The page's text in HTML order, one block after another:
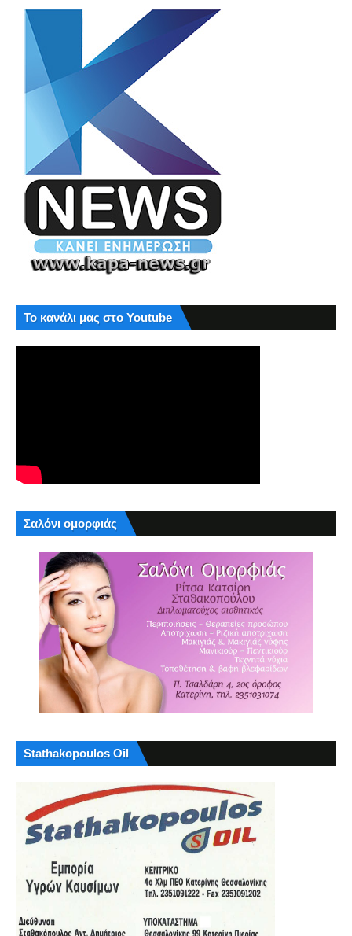
Το κανάλι μας στο Youtube
Σαλόνι ομορφιάς
Stathakopoulos Oil